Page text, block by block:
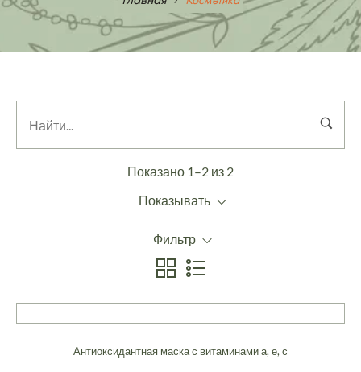
Показано 1–2 из 2
Показывать
Фильтр
Антиоксидантная маска с витаминами а, е, с